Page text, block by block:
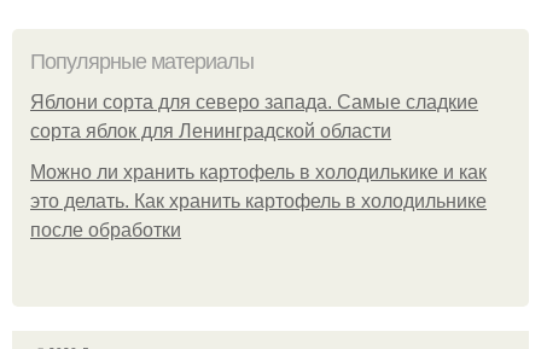
Популярные материалы
Яблони сорта для северо запада. Самые сладкие
сорта яблок для Ленинградской области
Можно ли хранить картофель в холодилькике и как
это делать. Как хранить картофель в холодильнике
после обработки